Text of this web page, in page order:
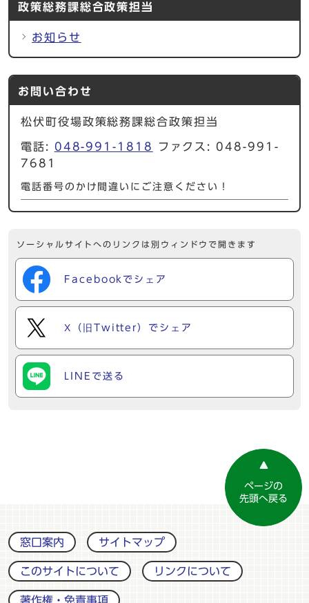
政策総務課総合政策担当
お知らせ
お問い合わせ
松伏町役場政策総務課総合政策担当
電話: 048-991-1818
ファクス: 048-991-
7681
電話番号のかけ間違いにご注意ください！
ソーシャルサイトへのリンクは別ウィンドウで開きます
Facebookでシェア
X（旧Twitter）でシェア
LINEで送る
ページの
先頭へ戻る
窓口案内 サイトマップ
このサイトについて リンクについて
著作権・免責事項